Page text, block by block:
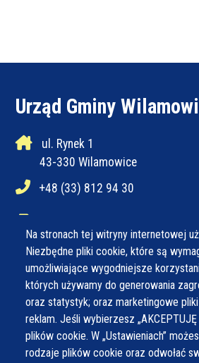
Na stronach tej witryny internetowej
Niezbędne pliki cookie, które są
umożliwiające wygodniejsze
których używamy do generowania
oraz statystyk; oraz marketingowe
reklam. Jeśli wybierzesz
plików cookie. W „Ustawieniach”
rodzaje plików cookie oraz odwołać
Urząd Gminy
ul. Rynek 1
43-330 Wilamowice
+48 (33) 812 94 30
ug@wilamowice.pl